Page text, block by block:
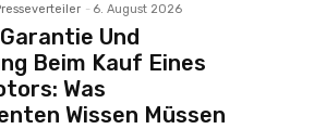
- 6. August 2026
Und
Beim Kauf Eines
Was
Wissen Müssen